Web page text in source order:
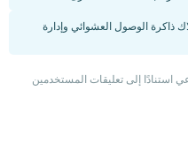
ذاكرة الوصول العشوائي وإدارة
استنادًا إلى تعليقات المستخدمين